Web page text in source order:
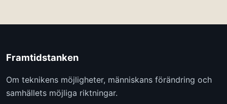
Framtidstanken
Om teknikens möjligheter, människans förändring och
samhällets möjliga riktningar.